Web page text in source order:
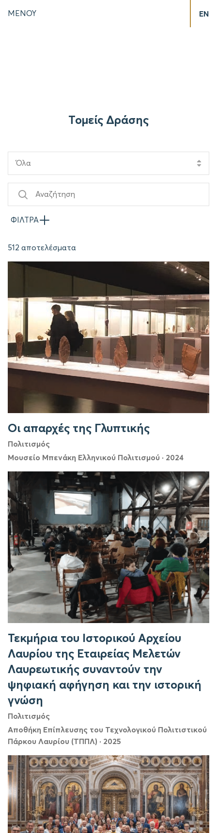
ΜΕΝΟΥ EN
Τομείς Δράσης
Όλα
ΦΙΛΤΡΑ
512 αποτελέσματα
Οι απαρχές της Γλυπτικής
Πολιτισμός
Μουσείο Μπενάκη Ελληνικού Πολιτισμού · 2024
Τεκμήρια του Ιστορικού Αρχείου
Λαυρίου της Εταιρείας Μελετών
Λαυρεωτικής συναντούν την
ψηφιακή αφήγηση και την ιστορική
γνώση
Πολιτισμός
Αποθήκη Επίπλευσης του Τεχνολογικού Πολιτιστικού
Πάρκου Λαυρίου (ΤΠΠΛ) · 2025